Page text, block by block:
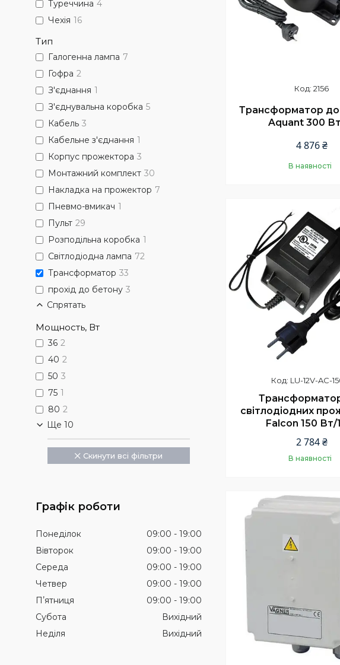
2156
Трансформатор до
Aquant 300
4 876 ₴
В наявності
LU-12V-AC-
світлодіодних
Falcon 150 Вт/
2 784 ₴
В наявності
Купити
Туреччина 4
Чехія 16
Тип
Галогенна лампа 7
Гофра 2
З'єднання 1
З'єднувальна коробка 5
Кабель 3
Кабельне з'єднання 1
Корпус прожектора 3
Монтажний комплект 30
Накладка на прожектор 7
Пневмо-вмикач 1
Пульт 29
Розподільна коробка 1
Світлодіодна лампа 72
Трансформатор 33
прохід до бетону 3
Спрятать
Мощность, Вт
36 2
40 2
50 3
75 1
80 2
Ще 10
Скинути всі фільтри
Графік роботи
Понеділок 09:00
19:00
Вівторок
09:00
19:00
Середа
09:00
19:00
Четвер
09:00
19:00
Пʼятниця
09:00
19:00
Субота
Вихідний
Неділя
Вихідний